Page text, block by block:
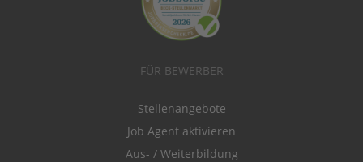
FÜR BEWERBER
Stellenangebote
Job Agent aktivieren
Aus- / Weiterbildung